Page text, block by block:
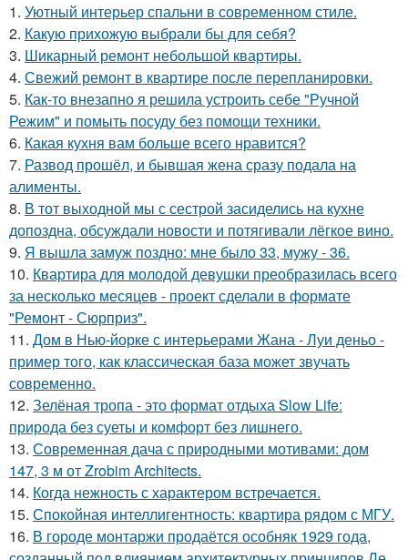
1. Уютный интерьер спальни в современном стиле.
2. Какую прихожую выбрали бы для себя?
3. Шикарный ремонт небольшой квартиры.
4. Свежий ремонт в квартире после перепланировки.
5. Как-то внезапно я решила устроить себе "Ручной
Режим" и помыть посуду без помощи техники.
6. Какая кухня вам больше всего нравится?
7. Развод прошёл, и бывшая жена сразу подала на
алименты.
8. В тот выходной мы с сестрой засиделись на кухне
допоздна, обсуждали новости и потягивали лёгкое вино.
9. Я вышла замуж поздно: мне было 33, мужу - 36.
10. Квартира для молодой девушки преобразилась всего
за несколько месяцев - проект сделали в формате
"Ремонт - Сюрприз".
11. Дом в Нью-йорке с интерьерами Жана - Луи деньо -
пример того, как классическая база может звучать
современно.
12. Зелёная тропа - это формат отдыха Slow Life:
природа без суеты и комфорт без лишнего.
13. Современная дача с природными мотивами: дом
147, 3 м от Zrobim Architects.
14. Когда нежность с характером встречается.
15. Спокойная интеллигентность: квартира рядом с МГУ.
16. В городе монтаржи продаётся особняк 1929 года,